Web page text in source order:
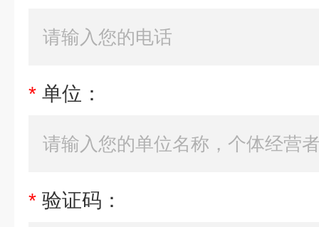
* 单位：
* 验证码：